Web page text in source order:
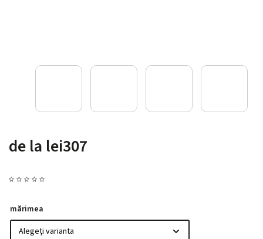
de la lei307
mărimea